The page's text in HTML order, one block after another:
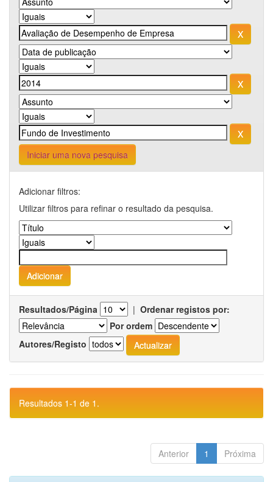
Iniciar uma nova pesquisa
Adicionar filtros:
Utilizar filtros para refinar o resultado da pesquisa.
Resultados/Página | Ordenar registos por:
Por ordem
Autores/Registo
Resultados 1-1 de 1.
Anterior 1 Próxima